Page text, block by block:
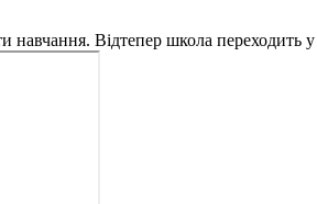
навчання. Відтепер школа переходить